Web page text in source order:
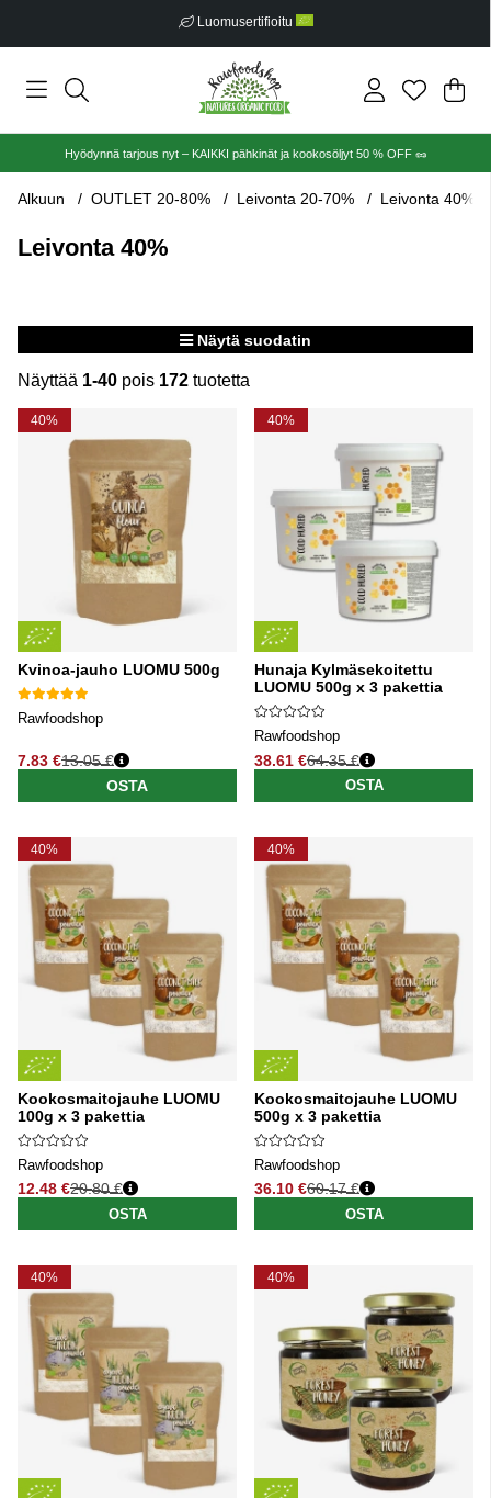
Ilmainen toimitus alkaen €30
.
Hyödynnä tarjous nyt – KAIKKI pähkinät ja kookosöljyt 50 % OFF 🥜
Alkuun OUTLET 20-80% Leivonta 20-70% Leivonta 40%
Leivonta 40%
Näytä suodatin
Näyttää 1-40 pois 172 tuotetta
Tuotteet
40%
Kvinoa-jauho LUOMU 500g
Rawfoodshop
7.83 €
Normaali hinta
13.05 €
OSTA
40%
Hunaja Kylmäsekoitettu
LUOMU 500g x 3 pakettia
Rawfoodshop
38.61 €
Normaali hinta
64.35 €
OSTA
40%
Kookosmaitojauhe LUOMU
100g x 3 pakettia
Rawfoodshop
12.48 €
Normaali hinta
20.80 €
OSTA
40%
Kookosmaitojauhe LUOMU
500g x 3 pakettia
Rawfoodshop
36.10 €
Normaali hinta
60.17 €
OSTA
40% 40%